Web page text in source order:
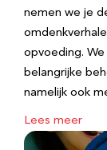
nemen we je
opvoeding.
belangrijke
namelijk ook
Lees meer